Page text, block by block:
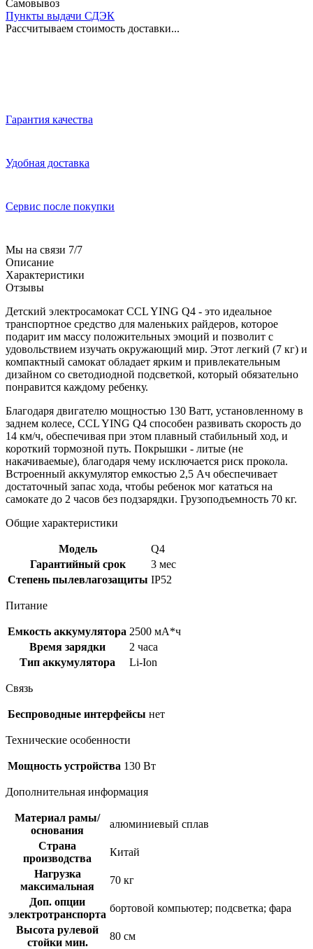
Самовывоз
Пункты выдачи СДЭК
Рассчитываем стоимость доставки...
Гарантия качества
Удобная доставка
Сервис после покупки
Мы на связи 7/7
Описание
Характеристики
Отзывы
Детский электросамокат CCL YING Q4 - это идеальное
транспортное средство для маленьких райдеров, которое
подарит им массу положительных эмоций и позволит с
удовольствием изучать окружающий мир. Этот легкий (7 кг) и
компактный самокат обладает ярким и привлекательным
дизайном со светодиодной подсветкой, который обязательно
понравится каждому ребенку.
Благодаря двигателю мощностью 130 Ватт, установленному в
заднем колесе, CCL YING Q4 способен развивать скорость до
14 км/ч, обеспечивая при этом плавный стабильный ход, и
короткий тормозной путь. Покрышки - литые (не
накачиваемые), благодаря чему исключается риск прокола.
Встроенный аккумулятор емкостью 2,5 Ач обеспечивает
достаточный запас хода, чтобы ребенок мог кататься на
самокате до 2 часов без подзарядки. Грузоподъемность 70 кг.
Общие характеристики
Модель
Q4
Гарантийный срок
3 мес
Степень пылевлагозащиты IP52
Питание
Емкость аккумулятора 2500 мА*ч
Время зарядки
2 часа
Тип аккумулятора
Li-Ion
Связь
Беспроводные интерфейсы нет
Технические особенности
Мощность устройства 130 Вт
Дополнительная информация
Материал рамы/
основания
алюминиевый сплав
Страна
производства
Китай
Нагрузка
максимальная
70 кг
Доп. опции
электротранспорта
бортовой компьютер; подсветка; фара
Высота рулевой
стойки мин.
80 см